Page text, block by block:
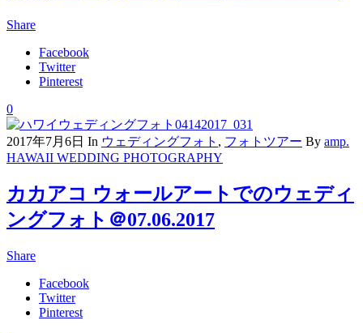
Share
Facebook
Twitter
Pinterest
0
2017年7月6日 In ウェディングフォト , フォトツアー By amp.
HAWAII WEDDING PHOTOGRAPHY
カカアコ ウォールアートでのウェディ
ングフォト＠07.06.2017
Share
Facebook
Twitter
Pinterest